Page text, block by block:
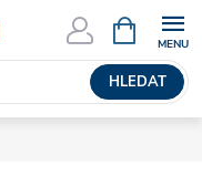
HLEDAT
NÁKUPNÍ
KOŠÍK